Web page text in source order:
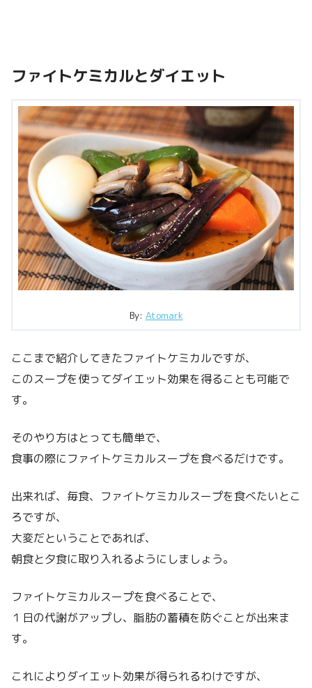
ファイトケミカルとダイエット
By: Atomark
ここまで紹介してきたファイトケミカルですが、
このスープを使ってダイエット効果を得ることも可能で
す。
そのやり方はとっても簡単で、
食事の際にファイトケミカルスープを食べるだけです。
出来れば、毎食、ファイトケミカルスープを食べたいとこ
ろですが、
大変だということであれば、
朝食と夕食に取り入れるようにしましょう。
ファイトケミカルスープを食べることで、
１日の代謝がアップし、脂肪の蓄積を防ぐことが出来ま
す。
これによりダイエット効果が得られるわけですが、